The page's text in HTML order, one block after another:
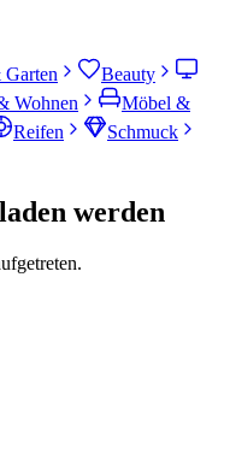
Beauty
Wohnen
Möbel &
Reifen
Schmuck
werden